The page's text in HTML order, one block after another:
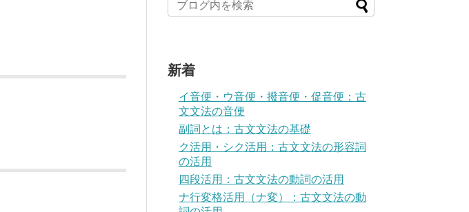
新着
イ音便・ウ音便・撥音便・促音便：古
文文法の音便
副詞とは：古文文法の基礎
ク活用・シク活用：古文文法の形容詞
の活用
四段活用：古文文法の動詞の活用
ナ行変格活用（ナ変）：古文文法の動